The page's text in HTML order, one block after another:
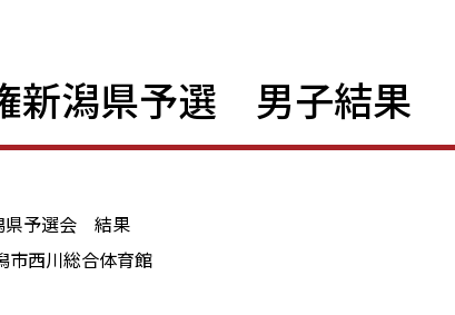
新潟県予選 男子結果
県予選会 結果
西川総合体育館